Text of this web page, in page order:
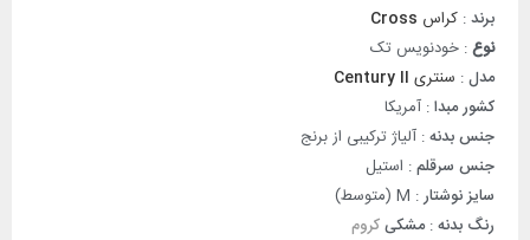
برند: کراس Cross
نوع: خودنویس تک
مدل: سنتری Century II
کشور مبدا: آمریکا
جنسبدنه: آلیاژ ترکیبی از برنج
جنس سرقلم: استیل
سایز نوشتار: M (متوسط)
رنگ بدنه:مشکیکروم